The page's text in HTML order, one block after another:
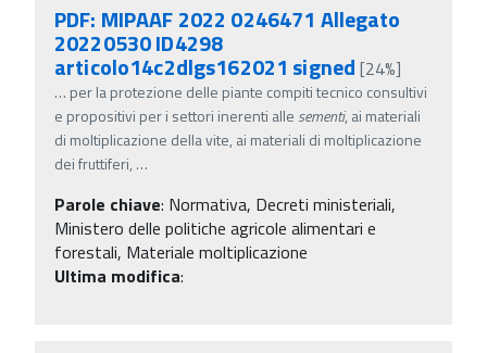
PDF: MIPAAF 2022 0246471 Allegato
20220530 ID4298
articolo14c2dlgs162021 signed [24%]
… per la protezione delle piante compiti tecnico consultivi
e propositivi per i settori inerenti alle sementi, ai materiali
di moltiplicazione della vite, ai materiali di moltiplicazione
dei fruttiferi, …
Parole chiave: Normativa, Decreti ministeriali,
Ministero delle politiche agricole alimentari e
forestali, Materiale moltiplicazione
Ultima modifica: